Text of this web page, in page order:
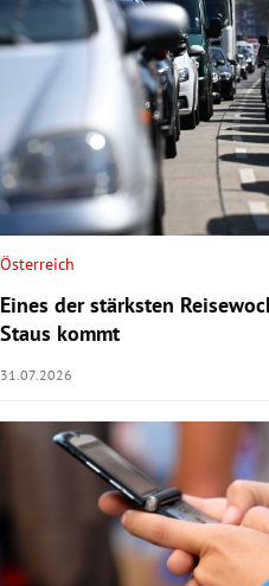
Österreich
Eines der stärksten
Staus kommt
31.07.2026